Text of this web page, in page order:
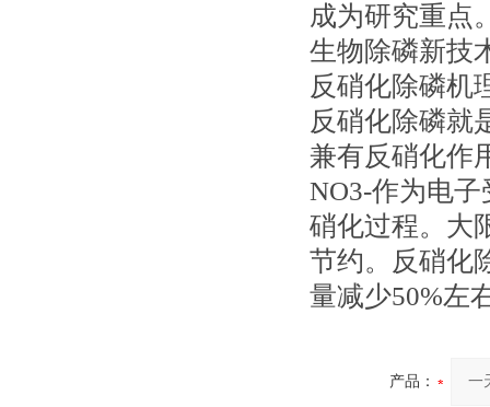
成为研究重点
生物除磷新技
反硝化除磷机
反硝化除磷就
兼有反硝化作
NO3-作为电
硝化过程。大
节约。反硝化
量减少50%左
产品：